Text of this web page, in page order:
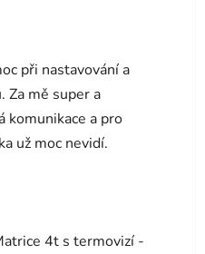
při nastavování a
Za mě super a
komunikace a pro
už moc nevidí.
4t s termovizí -